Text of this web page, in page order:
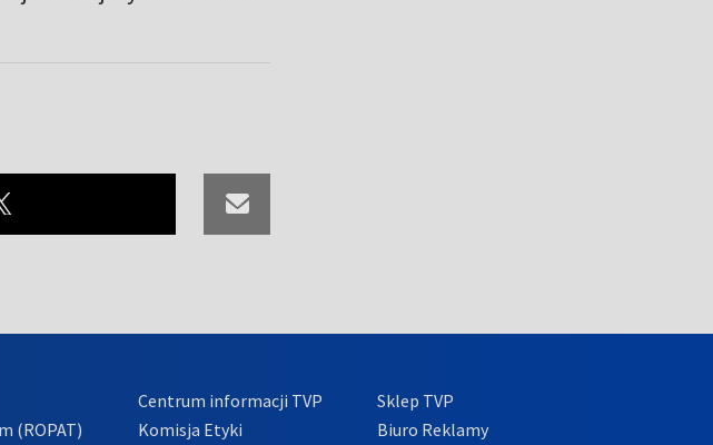
(ROPAT)
Centrum informacji TVP
Komisja Etyki
Sklep TVP
Biuro Reklamy